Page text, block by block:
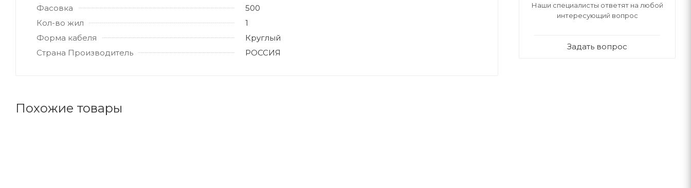
Фасовка
500
Кол-во жил
1
Форма кабеля
Круглый
Страна Производитель
РОССИЯ
Похожие товары
Наши специалисты ответят на любой
интересующий вопрос
Задать вопрос